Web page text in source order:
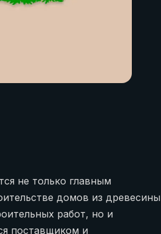
не только главным
домов из древесины
работ, но и
поставщиком и